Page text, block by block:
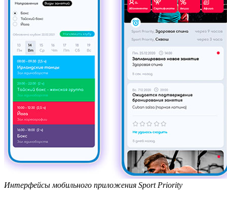
Интерфейсы мобильного приложения Sport Priority